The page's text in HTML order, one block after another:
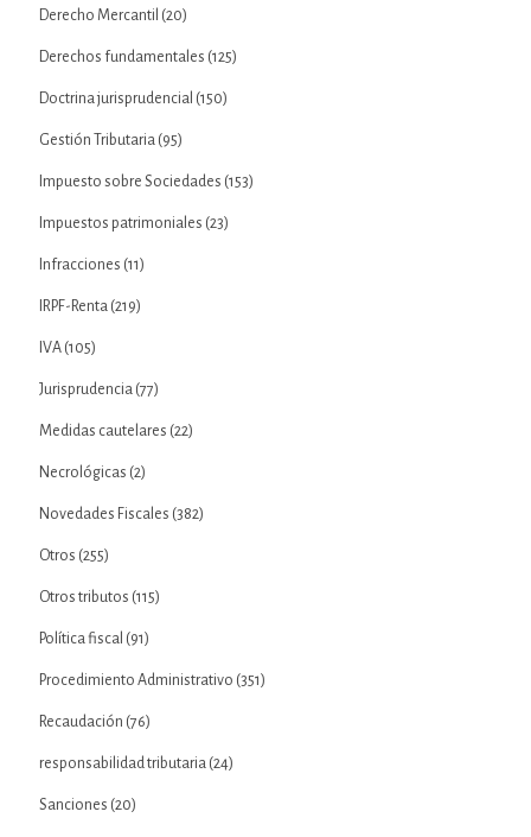
Derecho Mercantil (20)
Derechos fundamentales (125)
Doctrina jurisprudencial (150)
Gestión Tributaria (95)
Impuesto sobre Sociedades (153)
Impuestos patrimoniales (23)
Infracciones (11)
IRPF-Renta (219)
IVA (105)
Jurisprudencia (77)
Medidas cautelares (22)
Necrológicas (2)
Novedades Fiscales (382)
Otros (255)
Otros tributos (115)
Política fiscal (91)
Procedimiento Administrativo (351)
Recaudación (76)
responsabilidad tributaria (24)
Sanciones (20)